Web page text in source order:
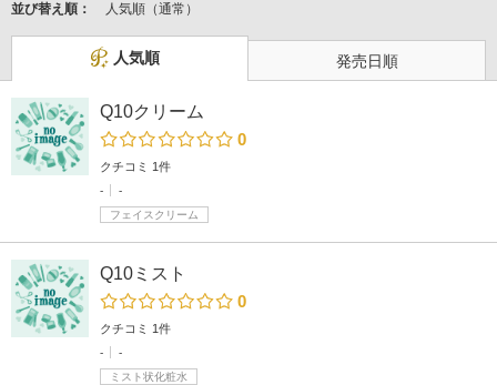
並び替え順：
人気順（通常）
人気順 発売日順
Q10クリーム
0
クチコミ 1件
-
-
フェイスクリーム
Q10ミスト
0
クチコミ 1件
-
-
ミスト状化粧水